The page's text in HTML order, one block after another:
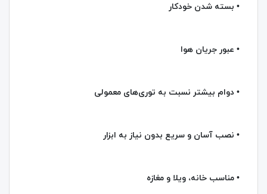
• بسته شدن خودکار
• عبور جریان هوا
• دوام بیشتر نسبت به توری‌های معمولی
• نصب آسان و سریع بدون نیاز به ابزار
• مناسب خانه، ویلا و مغازه